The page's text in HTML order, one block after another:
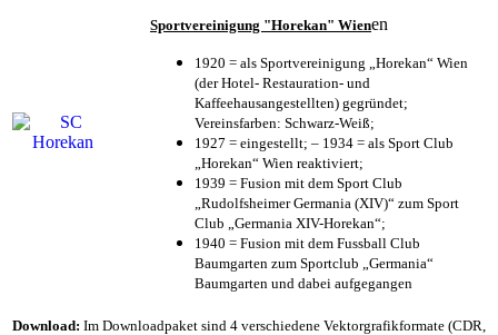
Sportvereinigung "Horekan" Wienen
1920 = als Sportvereinigung „Horekan“ Wien
(der Hotel- Restauration- und
Kaffeehausangestellten) gegründet;
Vereinsfarben: Schwarz-Weiß;
1927 = eingestellt; – 1934 = als Sport Club
„Horekan“ Wien reaktiviert;
1939 = Fusion mit dem Sport Club
„Rudolfsheimer Germania (XIV)“ zum Sport
Club „Germania XIV-Horekan“;
1940 = Fusion mit dem Fussball Club
Baumgarten zum Sportclub „Germania“
Baumgarten und dabei aufgegangen
Download: Im Downloadpaket sind 4 verschiedene Vektorgrafikformate (CDR,